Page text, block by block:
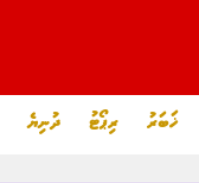
ޚަބަރު ރިޕޯޓު ދުނިޔެ